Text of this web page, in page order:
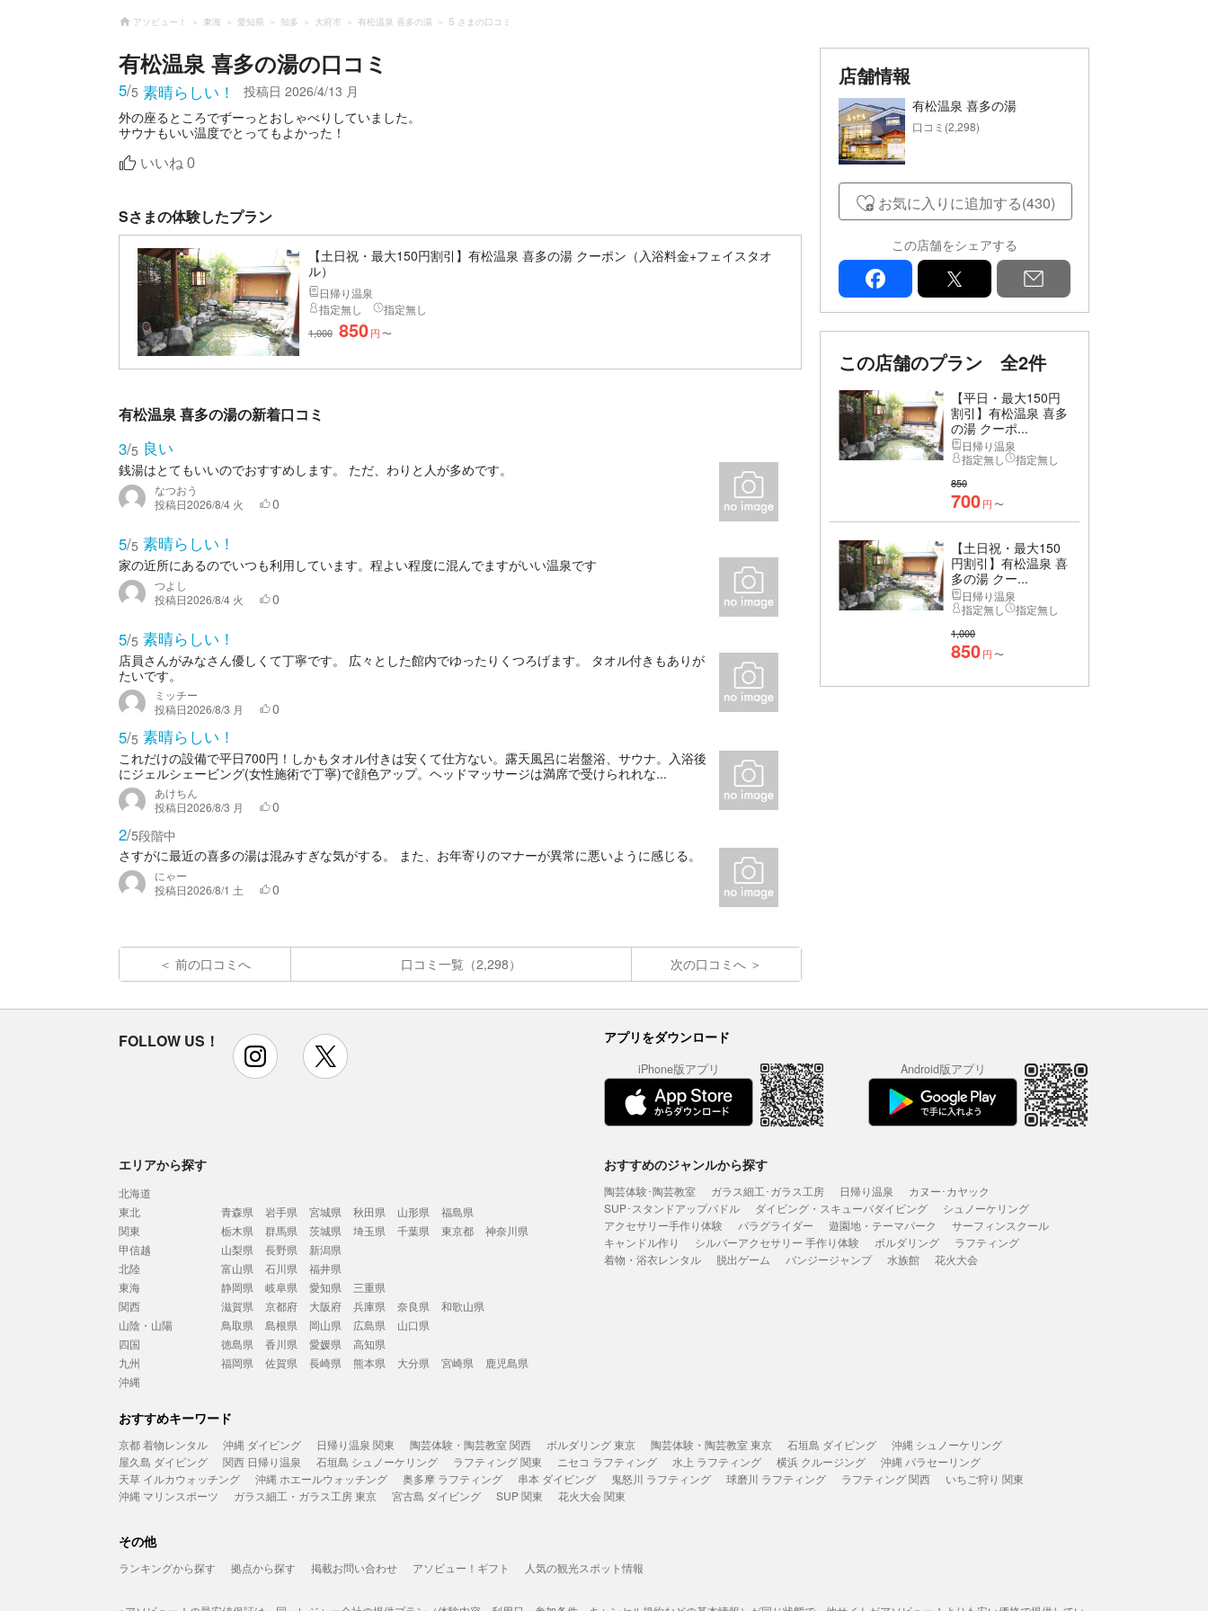
アソビュー！ 東海 愛知県 知多 大府市 有松温泉 喜多の湯 S さまの口コミ
有松温泉 喜多の湯の口コミ
5/5 素晴らしい！ 投稿日 2026/4/13 月
外の座るところでずーっとおしゃべりしていました。
サウナもいい温度でとってもよかった！
いいね 0
Sさまの体験したプラン
【土日祝・最大150円割引】有松温泉 喜多の湯 クーポン（入浴料金+フェイスタオ
ル）
日帰り温泉
指定無し
指定無し
1,000 850円 〜
有松温泉 喜多の湯の新着口コミ
3/5 良い
銭湯はとてもいいのでおすすめします。 ただ、わりと人が多めです。
なつおう
投稿日2026/8/4 火 0
5/5 素晴らしい！
家の近所にあるのでいつも利用しています。程よい程度に混んでますがいい温泉です
つよし
投稿日2026/8/4 火 0
5/5 素晴らしい！
店員さんがみなさん優しくて丁寧です。 広々とした館内でゆったりくつろげます。 タオル付きもありが
たいです。
ミッチー
投稿日2026/8/3 月 0
5/5 素晴らしい！
これだけの設備で平日700円！しかもタオル付きは安くて仕方ない。露天風呂に岩盤浴、サウナ。入浴後
にジェルシェービング(女性施術で丁寧)で顔色アップ。ヘッドマッサージは満席で受けられれな...
あけちん
投稿日2026/8/3 月 0
2/5段階中
さすがに最近の喜多の湯は混みすぎな気がする。 また、お年寄りのマナーが異常に悪いように感じる。
にゃー
投稿日2026/8/1 土 0
前の口コミへ 口コミ一覧（2,298） 次の口コミへ
店舗情報
有松温泉 喜多の湯
口コミ(2,298)
お気に入りに追加する(430)
この店舗をシェアする
facebook
この店舗のプラン 全2件
【平日・最大150円
割引】有松温泉 喜多
の湯 クーポ...
日帰り温泉
指定無し
指定無し
850
700円 〜
【土日祝・最大150
円割引】有松温泉 喜
多の湯 クー...
日帰り温泉
指定無し
指定無し
1,000
850円 〜
FOLLOW US！ instagram アプリをダウンロード
iPhone版アプリ Android版アプリ
エリアから探す
北海道
東北
青森県 岩手県 宮城県 秋田県 山形県
福島県
関東
栃木県 群馬県 茨城県 埼玉県 千葉県 東京都
神奈川県
甲信越
山梨県 長野県
新潟県
北陸
富山県 石川県
福井県
東海
静岡県 岐阜県 愛知県
三重県
関西
滋賀県 京都府 大阪府 兵庫県 奈良県
和歌山県
山陰・山陽
鳥取県 島根県 岡山県 広島県
山口県
四国
徳島県 香川県 愛媛県
高知県
九州
福岡県 佐賀県 長崎県 熊本県 大分県 宮崎県
鹿児島県
沖縄
おすすめのジャンルから探す
陶芸体験･陶芸教室 ガラス細工･ガラス工房 日帰り温泉
カヌー･カヤック
SUP･スタンドアップパドル
ダイビング・スキューバダイビング
シュノーケリング
アクセサリー手作り体験
パラグライダー 遊園地・テーマパーク
サーフィンスクール
キャンドル作り
シルバーアクセサリー 手作り体験 ボルダリング
ラフティング
着物・浴衣レンタル
脱出ゲーム バンジージャンプ 水族館 花火大会
おすすめキーワード
京都 着物レンタル 沖縄 ダイビング 日帰り温泉 関東 陶芸体験・陶芸教室 関西 ボルダリング 東京 陶芸体験・陶芸教室 東京 石垣島 ダイビング
沖縄 シュノーケリング
屋久島 ダイビング
関西 日帰り温泉 石垣島 シュノーケリング ラフティング 関東 ニセコ ラフティング 水上 ラフティング 横浜 クルージング
沖縄 パラセーリング
天草 イルカウォッチング
沖縄 ホエールウォッチング 奥多摩 ラフティング 串本 ダイビング 鬼怒川 ラフティング 球磨川 ラフティング ラフティング 関西
いちご狩り 関東
沖縄 マリンスポーツ
ガラス細工・ガラス工房 東京 宮古島 ダイビング SUP 関東 花火大会 関東
その他
ランキングから探す 拠点から探す 掲載お問い合わせ アソビュー！ギフト 人気の観光スポット情報